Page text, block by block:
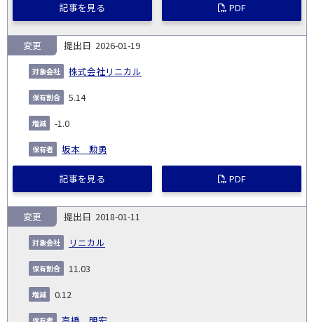
記事を見る PDF
2026-01-19
株式会社リニカル
変更
5.14
-1.0
坂本 勲勇
記事を見る PDF
2018-01-11
リニカル
変更
11.03
0.12